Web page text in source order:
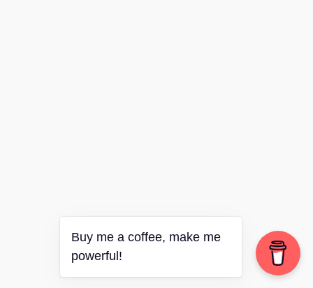
Buy me a coffee, make me
powerful!